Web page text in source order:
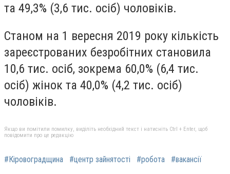
та 49,3% (3,6 тис. осiб) чоловiкiв.
Станом на 1 вересня 2019 року кiлькiсть
зареєстрованих безробiтних становила
10,6 тис. осiб, зокрема 60,0% (6,4 тис.
осiб) жiнок та 40,0% (4,2 тис. осiб)
чоловiкiв.
Якщо ви помітили помилку, виділіть необхідний текст і натисніть Ctrl + Enter, щоб
повідомити про це редакцію
#Кіровоградщина #центр зайнятості #робота #вакансії